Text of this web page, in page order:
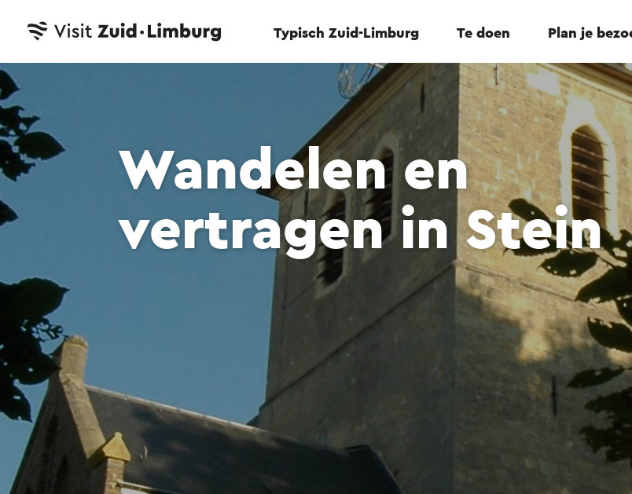
Typisch Zuid-Limburg Te doen Plan je
Wandelen en
vertragen in Stein